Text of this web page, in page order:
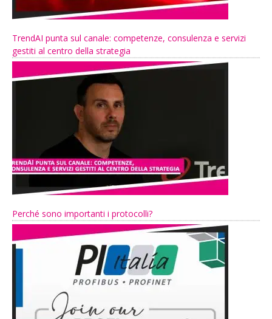
TrendAI punta sul canale: competenze, consulenza e servizi
gestiti al centro della strategia
Perché sono importanti i protocolli?